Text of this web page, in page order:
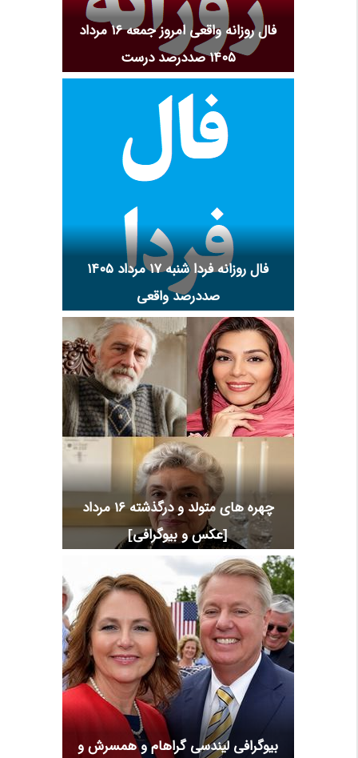
فال روزانه واقعی امروز جمعه ۱۶ مرداد
۱۴۰۵ صددرصد درست
فال روزانه فردا شنبه ۱۷ مرداد ۱۴۰۵
صددرصد واقعی
چهره های متولد و درگذشته 16 مرداد
[عکس و بیوگرافی]
بیوگرافی لیندسی گراهام و همسرش و